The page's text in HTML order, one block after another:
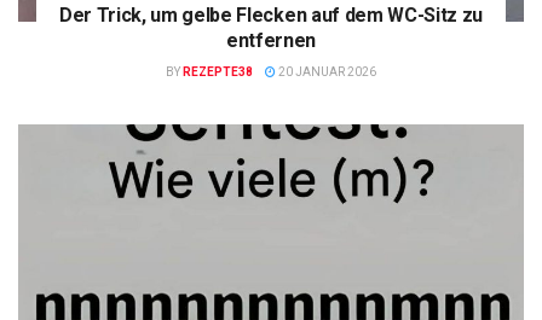
Der Trick, um gelbe Flecken auf dem WC-Sitz zu
entfernen
BY REZEPTE38 20 JANUAR 2026